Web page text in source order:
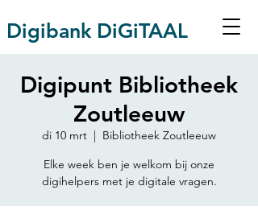
Digibank DiGiTAAL
Digipunt Bibliotheek
Zoutleeuw
di 10 mrt
  |
Bibliotheek Zoutleeuw
Elke week ben je welkom bij onze
digihelpers met je digitale vragen.